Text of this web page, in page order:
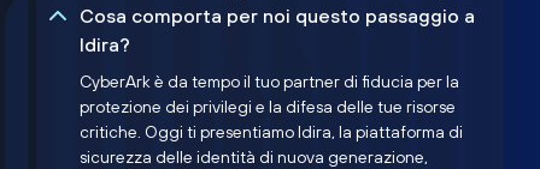
Cosa comporta per noi questo passaggio a
Idira?
CyberArk è da tempo il tuo partner di fiducia per la
protezione dei privilegi e la difesa delle tue risorse
critiche. Oggi ti presentiamo Idira, la piattaforma di
sicurezza delle identità di nuova generazione,